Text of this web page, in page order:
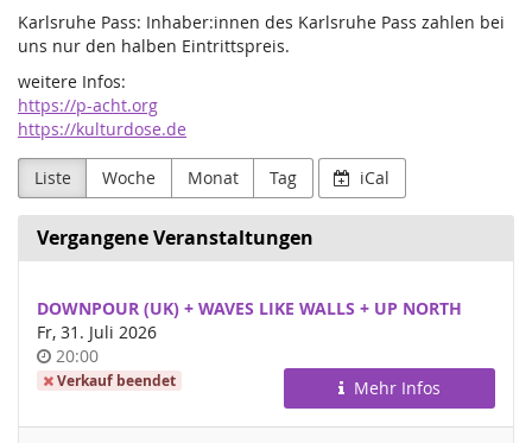
Karlsruhe Pass: Inhaber:innen des Karlsruhe Pass zahlen bei
uns nur den halben Eintrittspreis.
weitere Infos:
https://p-acht.org
https://kulturdose.de
Liste Woche Monat Tag iCal
Vergangene Veranstaltungen
DOWNPOUR (UK) + WAVES LIKE WALLS + UP NORTH
Fr, 31. Juli 2026
Uhrzeit
20:00
Verkauf beendet Mehr Infos